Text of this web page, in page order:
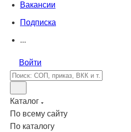
Вакансии
Подписка
...
Войти
Каталог
По всему сайту
По каталогу